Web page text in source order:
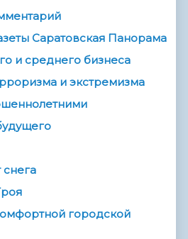
Саратовская Панорама
и среднего бизнеса
и экстремизма
городской